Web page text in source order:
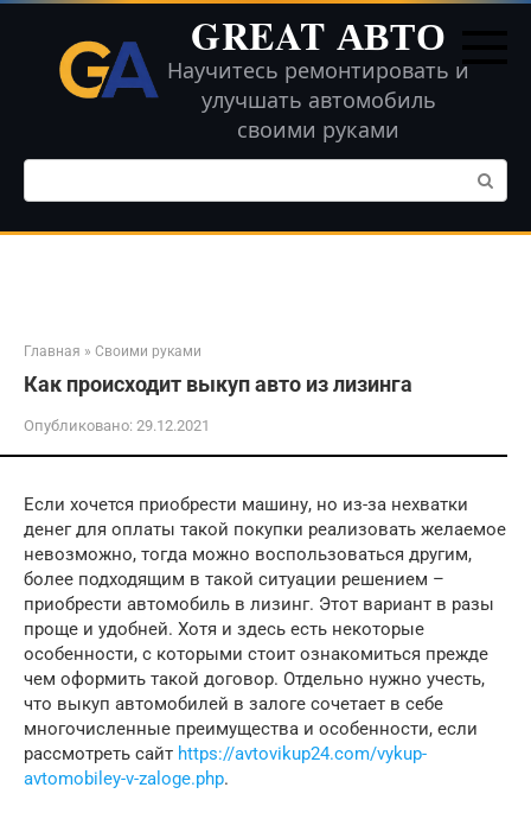
Перейти
контенту
GREAT АВТО
Научитесь ремонтировать и
улучшать автомобиль
своими руками
Поиск:
Главная » Своими руками
Как происходит выкуп авто из лизинга
Опубликовано: 29.12.2021
Если хочется приобрести машину, но из-за нехватки
денег для оплаты такой покупки реализовать желаемое
невозможно, тогда можно воспользоваться другим,
более подходящим в такой ситуации решением –
приобрести автомобиль в лизинг. Этот вариант в разы
проще и удобней. Хотя и здесь есть некоторые
особенности, с которыми стоит ознакомиться прежде
чем оформить такой договор. Отдельно нужно учесть,
что выкуп автомобилей в залоге сочетает в себе
многочисленные преимущества и особенности, если
рассмотреть сайт https://avtovikup24.com/vykup-
avtomobiley-v-zaloge.php.